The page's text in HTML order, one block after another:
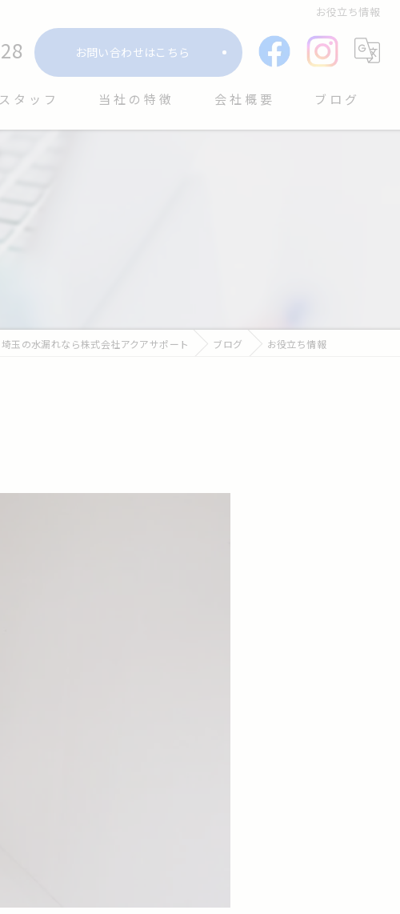
お役立ち情報
お問い合わせはこちら
スタッフ 当社の特徴 会社概要 ブログ
埼玉の水漏れなら株式会社アクアサポート ブログ お役立ち情報